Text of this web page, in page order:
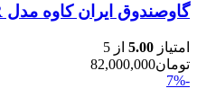
گاوصندوق ایران کاوه مدل TS-1000KR
امتیاز 5.00 از 5
تومان82,000,000
-7%